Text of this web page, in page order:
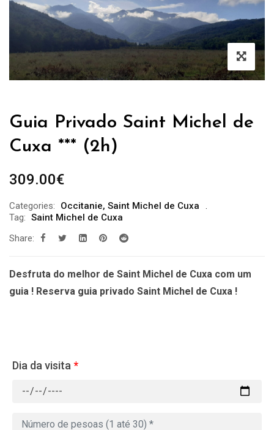
Guia Privado Saint Michel de
Cuxa *** (2h)
309.00€
Categories: Occitanie, Saint Michel de Cuxa
Tag: Saint Michel de Cuxa
Share:
Desfruta do melhor de Saint Michel de Cuxa com um
guia ! Reserva guia privado Saint Michel de Cuxa !
Dia da visita *